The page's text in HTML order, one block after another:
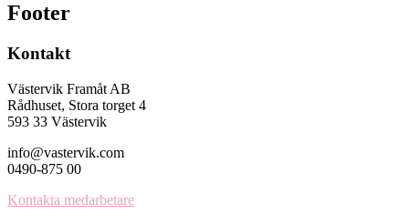
Footer
Kontakt
Västervik Framåt AB
Rådhuset, Stora torget 4
593 33 Västervik
info@vastervik.com
0490-875 00
Kontakta medarbetare